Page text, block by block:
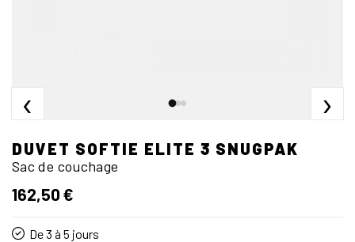
‹ ›
DUVET SOFTIE ELITE 3 SNUGPAK
Sac de couchage
162,50 €
De 3 à 5 jours